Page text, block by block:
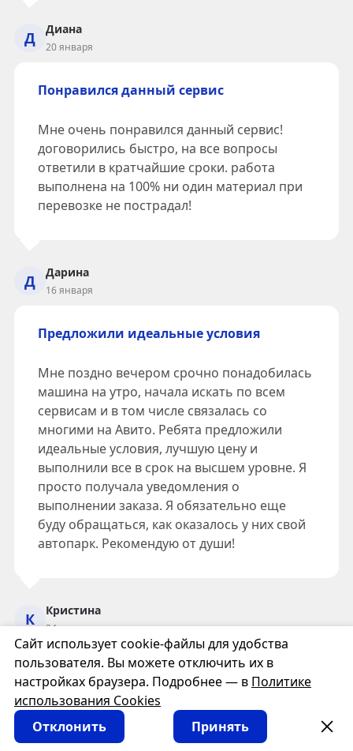
Смотреть все отзывы
Д Диана
20 января
Понравился данный сервис
Мне очень понравился данный сервис!
договорились быстро, на все вопросы
ответили в кратчайшие сроки. работа
выполнена на 100% ни один материал при
перевозке не пострадал!
Д Дарина
16 января
Предложили идеальные условия
Мне поздно вечером срочно понадобилась
машина на утро, начала искать по всем
сервисам и в том числе связалась со
многими на Авито. Ребята предложили
идеальные условия, лучшую цену и
выполнили все в срок на высшем уровне. Я
просто получала уведомления о
выполнении заказа. Я обязательно еще
буду обращаться, как оказалось у них свой
автопарк. Рекомендую от души!
К Кристина
24 января
Сайт использует cookie-файлы для удобства
пользователя. Вы можете отключить их в
настройках браузера. Подробнее — в Политике
использования Cookies
Отклонить
Принять